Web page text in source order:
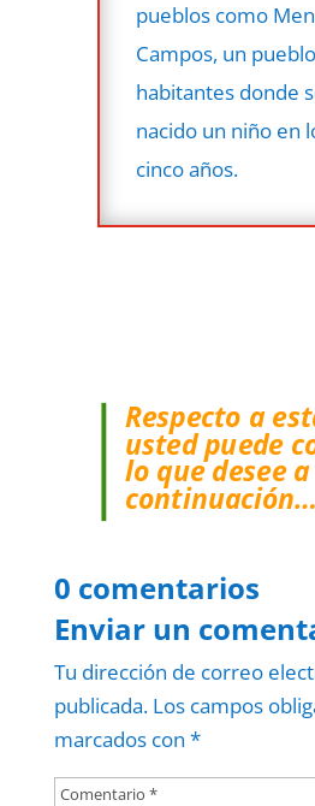
pueblos como
Campos, un
habitantes donde
nacido un niño en
cinco años.
Respecto a
usted puede
lo que desee a
continuación…
0 comentarios
Enviar un
Tu dirección de correo
publicada. Los campos
marcados con *